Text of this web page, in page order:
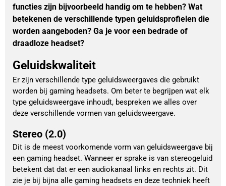
functies zijn bijvoorbeeld handig om te hebben? Wat
betekenen de verschillende typen geluidsprofielen die
worden aangeboden? Ga je voor een bedrade of
draadloze headset?
Geluidskwaliteit
Er zijn verschillende type geluidsweergaves die gebruikt
worden bij gaming headsets. Om beter te begrijpen wat elk
type geluidsweergave inhoudt, bespreken we alles over
deze verschillende vormen van geluidsweergave.
Stereo (2.0)
Dit is de meest voorkomende vorm van geluidsweergave bij
een gaming headset. Wanneer er sprake is van stereogeluid
betekent dat dat er een audiokanaal links en rechts zit. Dit
zie je bij bijna alle gaming headsets en deze techniek heeft